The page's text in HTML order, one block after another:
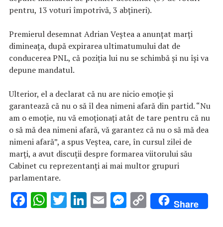
pentru, 13 voturi împotrivă, 3 abţineri).
Premierul desemnat Adrian Veştea a anunţat marţi
dimineaţa, după expirarea ultimatumului dat de
conducerea PNL, că poziţia lui nu se schimbă şi nu îşi va
depune mandatul.
Ulterior, el a declarat că nu are nicio emoţie şi
garantează că nu o să îl dea nimeni afară din partid. “Nu
am o emoţie, nu vă emoţionaţi atât de tare pentru că nu
o să mă dea nimeni afară, vă garantez că nu o să mă dea
nimeni afară”, a spus Veştea, care, în cursul zilei de
marţi, a avut discuţii despre formarea viitorului său
Cabinet cu reprezentanţi ai mai multor grupuri
parlamentare.
F W T Li E M C
o
Share